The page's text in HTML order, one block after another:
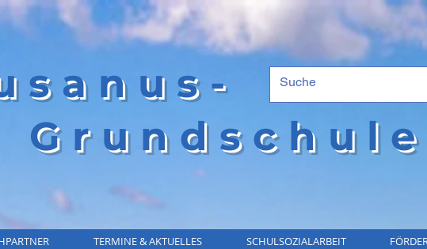
Grundschule
TERMINE & AKTUELLES SCHULSOZIALARBEIT